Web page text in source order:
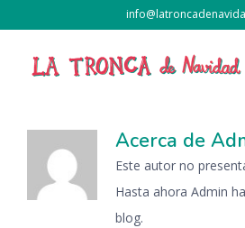
contenido
Acerca de
Este autor no
Hasta ahora Admin
blog.